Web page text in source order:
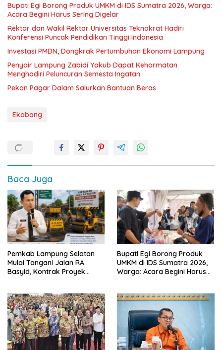
Bupati Egi Borong Produk UMKM di IDS Sumatra 2026, Warga:
Acara Begini Harus Sering Digelar
Rektor dan Wakil Rektor Universitas Teknokrat Hadiri
Konferensi Puncak Pendidikan Tinggi Indonesia
Investasi PMDN, Dongkrak Pertumbuhan Ekonomi Lampung
Penyair Lampung Zabidi Yakub Dapat Kehormatan
Menghadiri Peluncuran Semesta Ingatan
Pekon Pagar Dalam Salurkan Bantuan Beras
Ekobang
Baca Juga
Pemkab Lampung Selatan
Mulai Tangani Jalan RA
Basyid, Kontrak Proyek
Bupati Egi Borong Produk
UMKM di IDS Sumatra 2026,
Warga: Acara Begini Harus